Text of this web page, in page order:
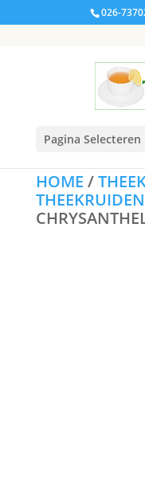
026-
Pagina Selecteren
HOME /